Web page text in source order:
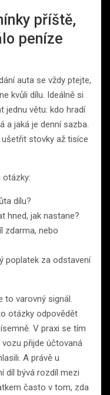
příště,
peníze
auta se vždy ptejte,
kvůli dílu. Ideálně si
jednu větu: kdo hradí
a jaká je denní sazba.
stovky až tisíce
dílu?
hned, jak nastane?
zdarma, nebo
poplatek za odstavení
to varovný signál.
otázky odpovědět
V praxi se tím
přijde účtovaná
A právě u
díl bývá rozdíl mezi
často v tom, zda